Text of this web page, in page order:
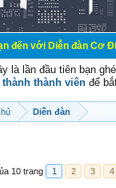
đàn Cơ Điện - Diễn
là lần đầu tiên bạn
thành viên để
Diễn đàn
10 trang 1 2 3 4